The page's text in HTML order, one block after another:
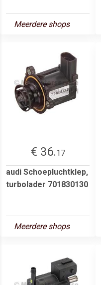
Meerdere shops
€ 36.17
audi Schoepluchtklep,
turbolader 701830130
Meerdere shops